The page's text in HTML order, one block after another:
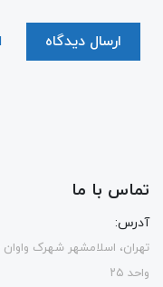
ارسال دیدگاه
تماس با ما
آدرس:
تهران، اسلامشهر شهرک
واحد ۲۵